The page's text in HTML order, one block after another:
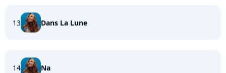
13 Dans La Lune
14 Na